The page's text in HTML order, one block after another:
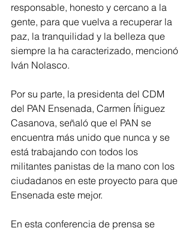
responsable, honesto y cercano a la
gente, para que vuelva a recuperar la
paz, la tranquilidad y la belleza que
siempre la ha caracterizado, mencionó
Iván Nolasco.
Por su parte, la presidenta del CDM
del PAN Ensenada, Carmen Íñiguez
Casanova, señaló que el PAN se
encuentra más unido que nunca y se
está trabajando con todos los
militantes panistas de la mano con los
ciudadanos en este proyecto para que
Ensenada este mejor.
En esta conferencia de prensa se